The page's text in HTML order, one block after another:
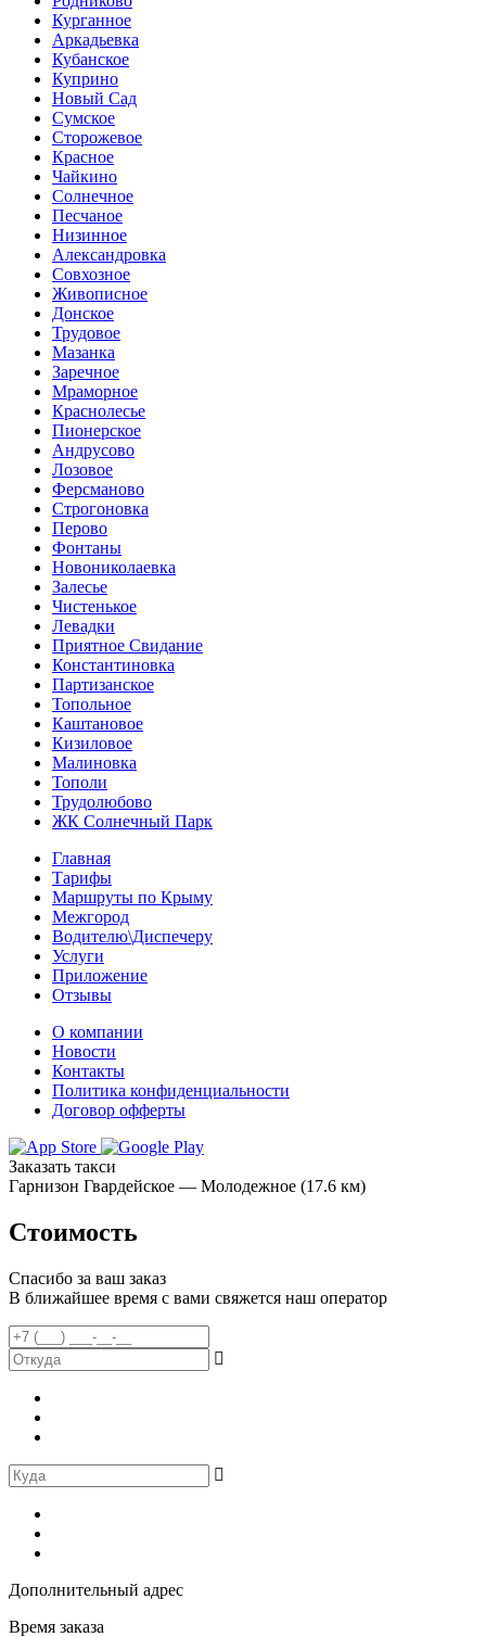
Курганное
Аркадьевка
Кубанское
Куприно
Новый Сад
Сумское
Сторожевое
Красное
Чайкино
Солнечное
Песчаное
Низинное
Александровка
Совхозное
Живописное
Донское
Трудовое
Мазанка
Заречное
Мраморное
Краснолесье
Пионерское
Андрусово
Лозовое
Ферсманово
Строгоновка
Перово
Фонтаны
Новониколаевка
Залесье
Чистенькое
Левадки
Приятное Свидание
Константиновка
Партизанское
Топольное
Каштановое
Кизиловое
Малиновка
Тополи
Трудолюбово
ЖК Солнечный Парк
Главная
Тарифы
Маршруты по Крыму
Межгород
Водителю\Диспечеру
Услуги
Приложение
Отзывы
О компании
Новости
Контакты
Политика конфиденциальности
Договор офферты
Заказать такси
Гарнизон Гвардейское — Молодежное (17.6 км)
Стоимость
Спасибо за ваш заказ
В ближайшее время с вами свяжется наш оператор
Дополнительный адрес
Время заказа